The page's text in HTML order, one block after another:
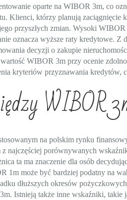
oparte na WIBOR 3m, co
Klienci, którzy planują zaciągnięcie
przyszłych zmian. Wysoki
oznacza wyższe raty kredytowe.
decyzji o zakupie
WIBOR 3m przy ocenie
kryteriów przyznawania kredytów,
WIBOR
na polskim rynku
najczęściej porównywanych
ta ma znaczenie dla osób
1m może być bardziej podatny na
dłuższych okresów
Istnieją także inne wskaźniki,